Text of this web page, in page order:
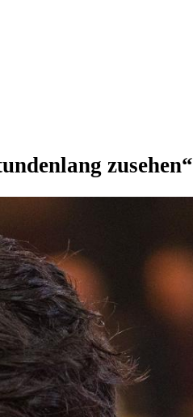
zusehen“